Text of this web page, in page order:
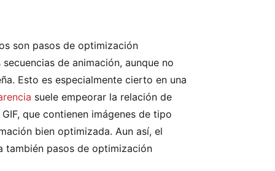
son pasos de optimización
de animación, aunque no
Esto es especialmente cierto en una
suele empeorar la relación de
que contienen imágenes de tipo
bien optimizada. Aun así, el
también pasos de optimización